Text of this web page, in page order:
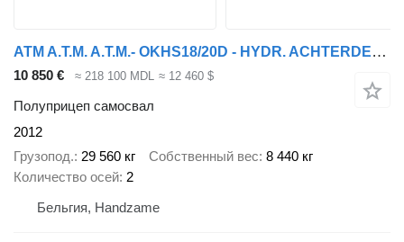
ATM A.T.M. A.T.M.- OKHS18/20D - HYDR. ACHTERDEUR
10 850 € ≈ 218 100 MDL ≈ 12 460 $
Полуприцеп самосвал
2012
Грузопод. 29 560 кг Собственный вес 8 440 кг
Количество осей 2
Бельгия, Handzame